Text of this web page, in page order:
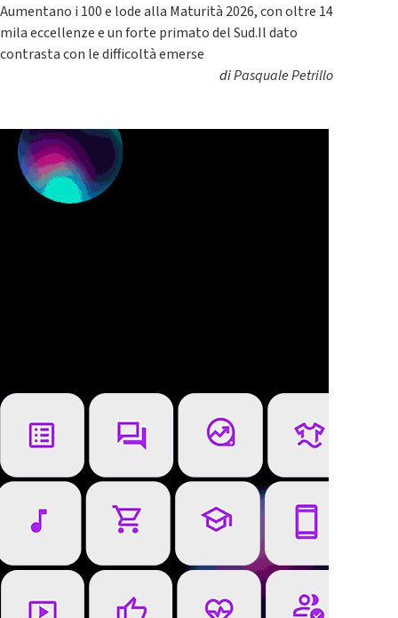
Aumentano i 100 e lode alla Maturità 2026, con oltre 14
mila eccellenze e un forte primato del Sud.Il dato
contrasta con le difficoltà emerse
diPasquale Petrillo